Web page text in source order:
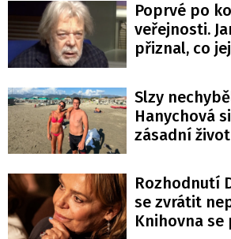
Poprvé po
veřejnosti.
přiznal, co
Slzy
Hanychová
zásadní
Rozhodnutí
se zvrátit
Knihovna se